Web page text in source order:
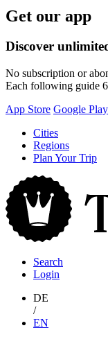
Get our app
Discover
No subscription or
Each following guide
App Store Google Play
Skip
content
Cities
Regions
Plan Your Trip
Search
Login
DE
/
EN